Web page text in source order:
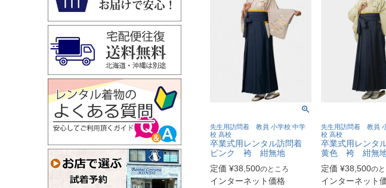
先生用訪問着 教員 小学校 中学
校 高校
卒業式用レンタル訪問着
ピンク 袴 紺無地
定価 ¥38,500のところ
インターネット価格
先生用訪問着 教員
校 高校
卒業式用レンタ
黄色 袴 紺無
定価 ¥38,500の
インターネット